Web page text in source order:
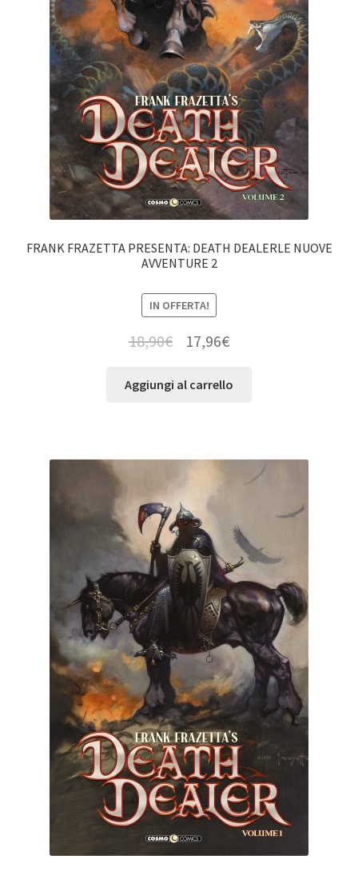
FRANK FRAZETTA PRESENTA: DEATH DEALERLE NUOVE
AVVENTURE 2
IN OFFERTA!
18,90€ 17,96€
Aggiungi al carrello